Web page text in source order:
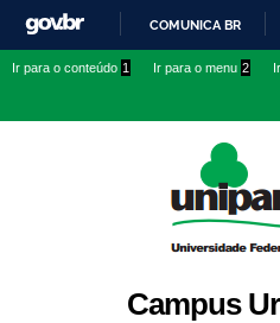
conteúdo
IR
O
COMUNICA BR
Ir para o conteúdo 1 Ir para o menu 2
Campus